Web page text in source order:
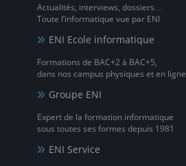
Actualités, interviews, dossiers…
Toute l’informatique vue par ENI
ENI Ecole informatique
Formations de BAC+2 à BAC+5,
dans nos campus physiques et en ligne
Groupe ENI
Expert de la formation informatique
sous toutes ses formes depuis 1981
ENI Service